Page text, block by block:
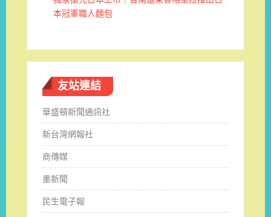
本冠軍職人麵包
友站連結
華盛頓新聞通訊社
新台灣網報社
商傳媒
墨新聞
民生電子報